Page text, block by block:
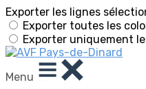
Exporter les lignes
Exporter toutes les
Exporter uniquement
Menu